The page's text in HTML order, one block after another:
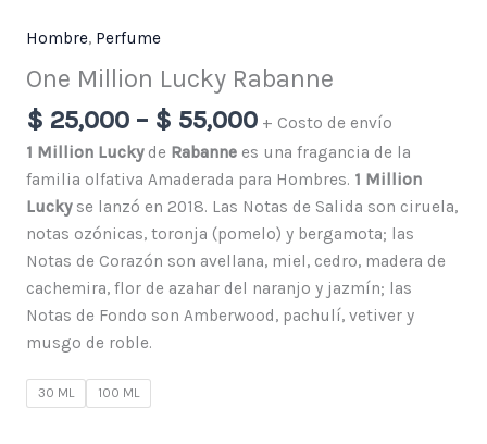
Hombre, Perfume
One Million Lucky Rabanne
$ 25,000 – $ 55,000 + Costo de envío
1 Million Luckyde Rabannees una fragancia de la
familia olfativa Amaderada para Hombres. 1 Million
Luckyse lanzó en 2018. Las Notas de Salida son ciruela,
notas ozónicas, toronja (pomelo) y bergamota; las
Notas de Corazón son avellana, miel, cedro, madera de
cachemira, flor de azahar del naranjo y jazmín; las
Notas de Fondo son Amberwood, pachulí, vetiver y
musgo de roble.
30 ML 100 ML